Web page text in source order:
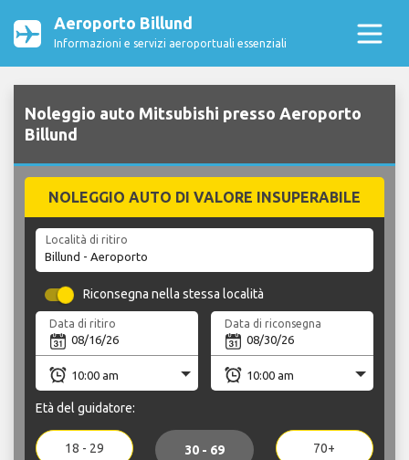
Aeroporto Billund
Informazioni e servizi aeroportuali essenziali
Noleggio auto Mitsubishi presso Aeroporto
Billund
NOLEGGIO AUTO DI VALORE INSUPERABILE
Località di ritiro
Riconsegna nella stessa località
Data di ritiro Data di riconsegna
Età del guidatore:
18 - 29 30 - 69 70+